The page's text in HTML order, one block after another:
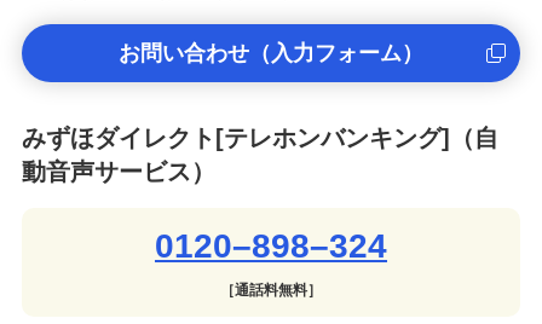
お問い合わせ（入力フォーム）
みずほダイレクト[テレホンバンキング]（自
動音声サービス）
0120–898–324
［通話料無料］